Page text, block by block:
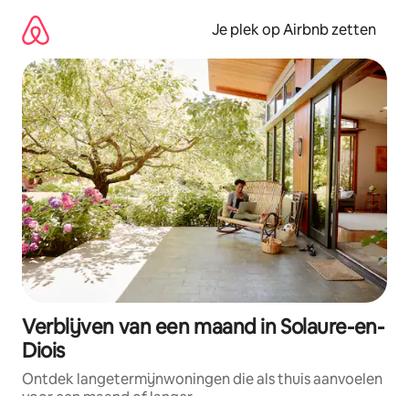
direct
naar
inhoud
Je plek op Airbnb zetten
Verblijven van een maand in Solaure-en-
Diois
Ontdek langetermijnwoningen die als thuis aanvoelen